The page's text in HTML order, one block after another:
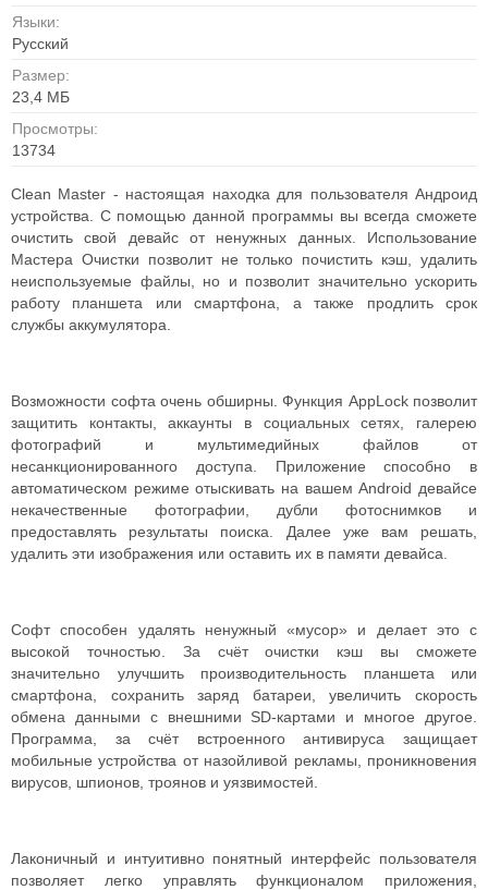
Языки:
Русский
Размер:
23,4 MБ
Просмотры:
13734
Clean Master - настоящая находка для пользователя Андроид
устройства. С помощью данной программы вы всегда сможете
очистить свой девайс от ненужных данных. Использование
Мастера Очистки позволит не только почистить кэш, удалить
неиспользуемые файлы, но и позволит значительно ускорить
работу планшета или смартфона, а также продлить срок
службы аккумулятора.
Возможности софта очень обширны. Функция AppLock позволит
защитить контакты, аккаунты в социальных сетях, галерею
фотографий и мультимедийных файлов от
несанкционированного доступа. Приложение способно в
автоматическом режиме отыскивать на вашем Android девайсе
некачественные фотографии, дубли фотоснимков и
предоставлять результаты поиска. Далее уже вам решать,
удалить эти изображения или оставить их в памяти девайса.
Софт способен удалять ненужный «мусор» и делает это с
высокой точностью. За счёт очистки кэш вы сможете
значительно улучшить производительность планшета или
смартфона, сохранить заряд батареи, увеличить скорость
обмена данными с внешними SD-картами и многое другое.
Программа, за счёт встроенного антивируса защищает
мобильные устройства от назойливой рекламы, проникновения
вирусов, шпионов, троянов и уязвимостей.
Лаконичный и интуитивно понятный интерфейс пользователя
позволяет легко управлять функционалом приложения,